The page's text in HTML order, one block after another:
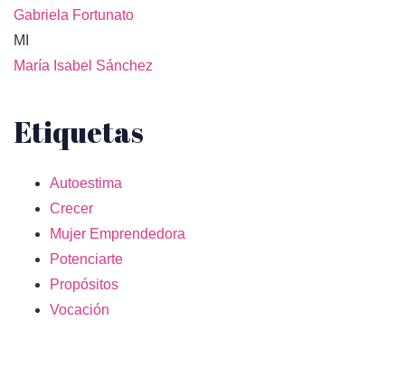
Gabriela Fortunato
MI
María Isabel Sánchez
Etiquetas
Autoestima
Crecer
Mujer Emprendedora
Potenciarte
Propósitos
Vocación